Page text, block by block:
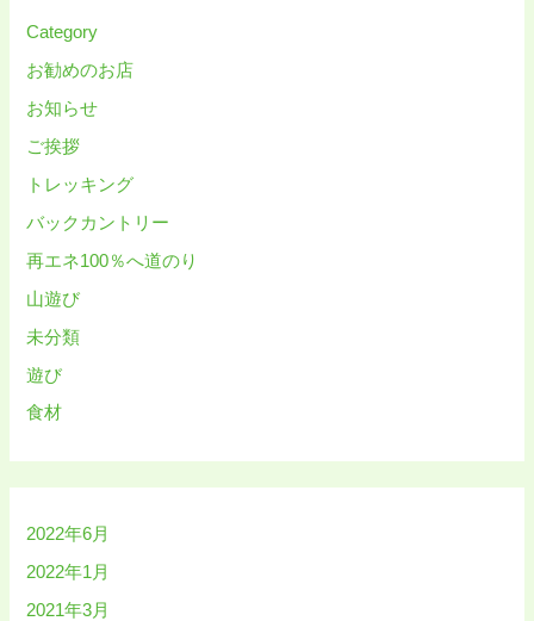
Category
お勧めのお店
お知らせ
ご挨拶
トレッキング
バックカントリー
再エネ100％へ道のり
山遊び
未分類
遊び
食材
2022年6月
2022年1月
2021年3月